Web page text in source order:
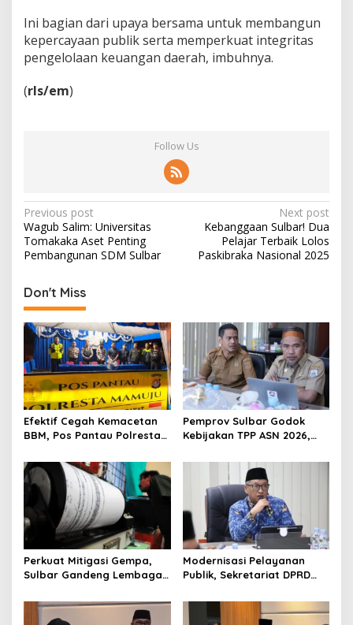
Ini bagian dari upaya bersama untuk membangun
kepercayaan publik serta memperkuat integritas
pengelolaan keuangan daerah, imbuhnya.
(rls/em)
Follow Us
P
o
s
t
n
a
v
i
g
a
t
i
o
n
Previous post
Wagub Salim: Universitas
Tomakaka Aset Penting
Pembangunan SDM Sulbar
Next post
Kebanggaan Sulbar! Dua
Pelajar Terbaik Lolos
Paskibraka Nasional 2025
Don't Miss
Efektif Cegah Kemacetan
BBM, Pos Pantau Polresta
SPBU Kali Mamuju
Pemprov Sulbar Godok
Kebijakan TPP ASN 2026,
Kemampuan Fiskal
Perkuat Mitigasi Gempa,
Sulbar Gandeng Lembaga
Seismometer Canggih di
Kantor Gubernur
Modernisasi Pelayanan
Publik, Sekretariat DPRD
Luncurkan Aplikasi SIPAKDE